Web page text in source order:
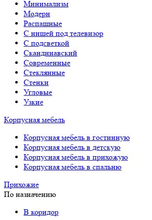
Минимализм
Модерн
Распашные
С нишей под телевизор
С подсветкой
Скандинавский
Современные
Стеклянные
Стенки
Угловые
Узкие
Корпусная мебель
Корпусная мебель в гостинную
Корпусная мебель в детскую
Корпусная мебель в прихожую
Корпусная мебель в спальню
Прихожие
По назначению
В коридор